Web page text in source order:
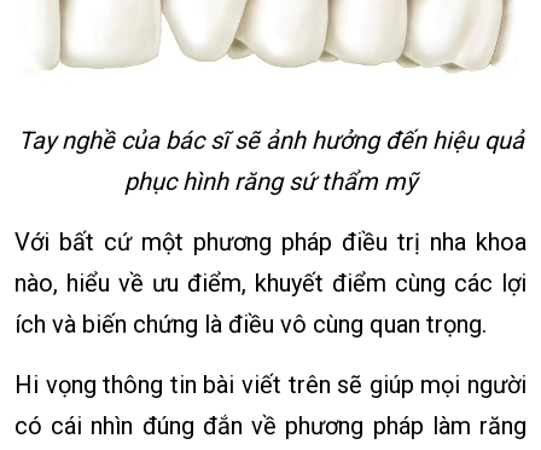
Tay nghề của bác sĩ sẽ ảnh hưởng đến hiệu quả
phục hình răng sứ thẩm mỹ
Với bất cứ một phương pháp điều trị nha khoa
nào, hiểu về ưu điểm, khuyết điểm cùng các lợi
ích và biến chứng là điều vô cùng quan trọng.
Hi vọng thông tin bài viết trên sẽ giúp mọi người
có cái nhìn đúng đắn về phương pháp làm răng